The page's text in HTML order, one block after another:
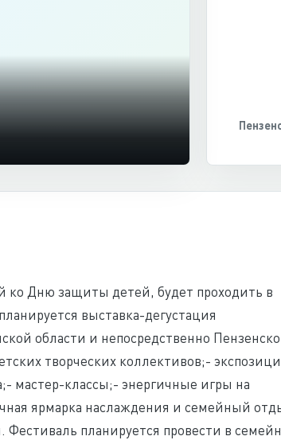
ко Дню защиты детей, будет проходить в
выставка-дегустация
области и непосредственно
творческих коллективов;-
мастер-классы;- энергичные игры на
ярмарка наслаждения и семейный
планируется провести в